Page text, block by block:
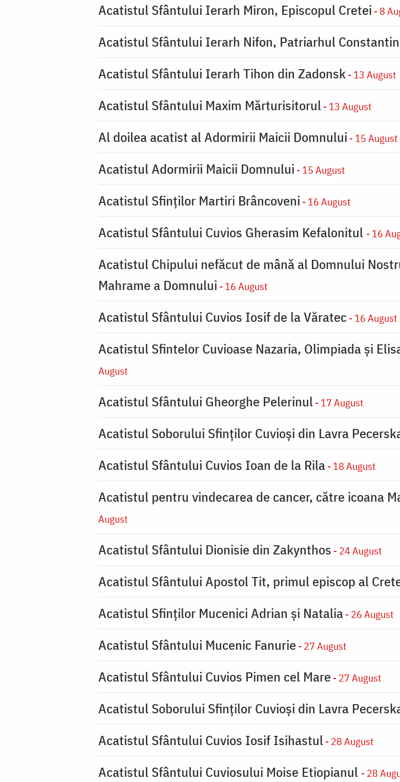
Acatistul Sfântului Ierarh Miron, Episcopul Cretei - 8
Acatistul Sfântului Ierarh Nifon, Patriarhul
Acatistul Sfântului Ierarh Tihon din Zadonsk - 13 August
Acatistul Sfântului Maxim Mărturisitorul - 13 August
Al doilea acatist al Adormirii Maicii Domnului - 15 August
Acatistul Adormirii Maicii Domnului - 15 August
Acatistul Sfinților Martiri Brâncoveni - 16 August
Acatistul Sfântului Cuvios Gherasim Kefalonitul - 16
Acatistul Chipului nefăcut de mână al Domnului
Mahrame a Domnului - 16 August
Acatistul Sfântului Cuvios Iosif de la Văratec - 16 August
Acatistul Sfintelor Cuvioase Nazaria, Olimpiada și
August
Acatistul Sfântului Gheorghe Pelerinul - 17 August
Acatistul Soborului Sfinților Cuvioși din Lavra
Acatistul Sfântului Cuvios Ioan de la Rila- 18 August
Acatistul pentru vindecarea de cancer, către icoana
August
Acatistul Sfântului Dionisie din Zakynthos - 24 August
Acatistul Sfântului Apostol Tit, primul episcop al
Acatistul Sfinților Mucenici Adrian și Natalia- 26 August
Acatistul Sfântului Mucenic Fanurie - 27 August
Acatistul Sfântului Cuvios Pimen cel Mare - 27 August
Acatistul Soborului Sfinților Cuvioși din Lavra
Acatistul Sfântului Cuvios Iosif Isihastul - 28 August
Acatistul Sfântului Cuviosului Moise Etiopianul - 28